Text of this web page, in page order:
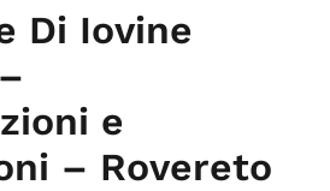
Di Iovine
e
– Rovereto